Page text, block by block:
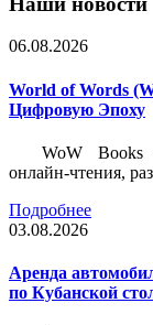
06.08.2026
World of Words
Цифровую Эпоху
WoW Books
онлайн-чтения,
Подробнее
03.08.2026
Аренда
по Кубанской